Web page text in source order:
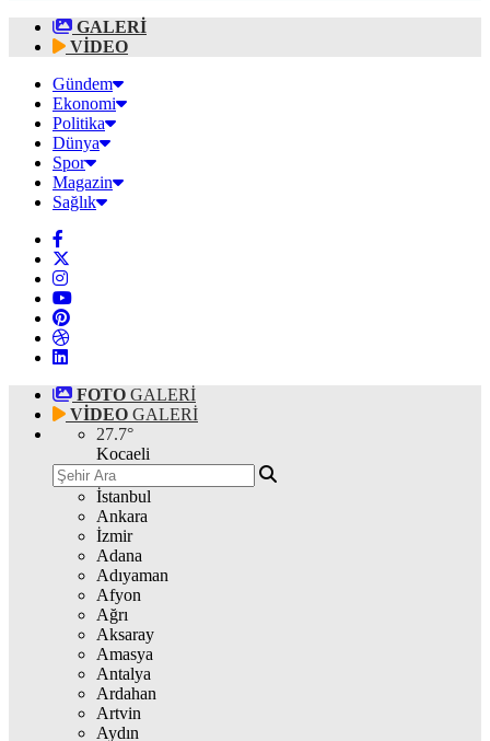
GALERİ
VİDEO
Gündem
Ekonomi
Politika
Dünya
Spor
Magazin
Sağlık
FOTO GALERİ
VİDEO GALERİ
27.7°
Kocaeli
İstanbul
Ankara
İzmir
Adana
Adıyaman
Afyon
Ağrı
Aksaray
Amasya
Antalya
Ardahan
Artvin
Aydın